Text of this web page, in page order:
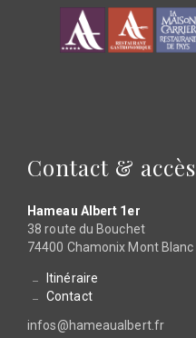
Contact & accès
Hameau Albert 1er
38 route du Bouchet
74400 Chamonix Mont Blanc
Itinéraire
Contact
infos@hameaualbert.fr